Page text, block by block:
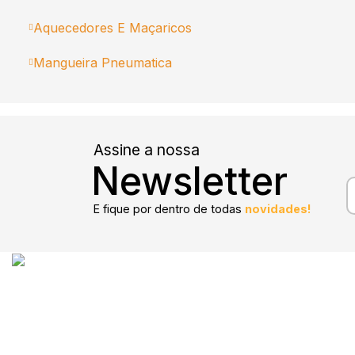
Aquecedores E Maçaricos
Mangueira Pneumatica
Assine a nossa
Newsletter
E fique por dentro de todas novidades!